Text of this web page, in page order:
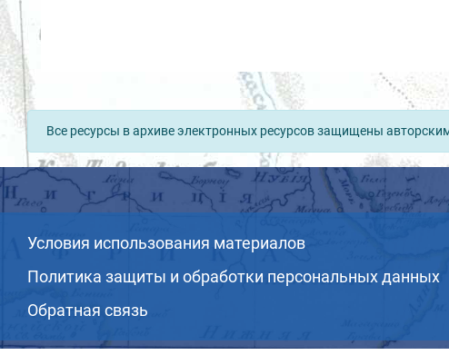
Все ресурсы в архиве электронных ресурсов защищены
Условия использования материалов
Политика защиты и обработки персональных данных
Обратная связь